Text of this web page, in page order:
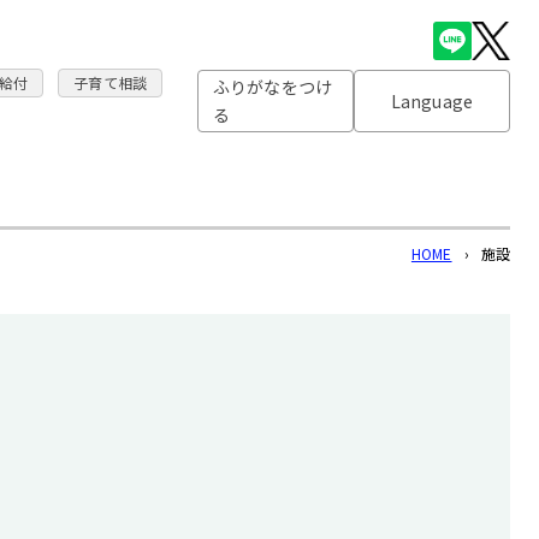
付 子育て相談
ふりがなをつけ
る
Language
HOME › 施設